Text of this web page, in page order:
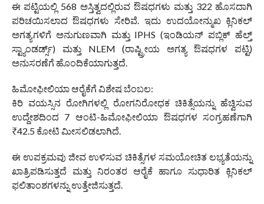
ಈ ಪಟ್ಟಿಯಲ್ಲಿ 568 ಅಸ್ತಿತ್ವದಲ್ಲಿರುವ ಔಷಧಗಳು ಮತ್ತು 322 ಹೊಸದಾಗಿ
ಪರಿಚಯಿಸಲಾದ ಔಷಧಗಳು ಸೇರಿವೆ. ಇದು ಉದಯೋನ್ಮುಖ ಕ್ಲಿನಿಕಲ್
ಅಗತ್ಯಗಳಿಗೆ ಅನುಗುಣವಾಗಿ ಮತ್ತು IPHS (ಇಂಡಿಯನ್ ಪಬ್ಲಿಕ್ ಹೆಲ್ತ್
ಸ್ಟ್ಯಾಂಡರ್ಡ್ಸ್) ಮತ್ತು NLEM (ರಾಷ್ಟ್ರೀಯ ಅಗತ್ಯ ಔಷಧಗಳ ಪಟ್ಟಿ)
ಅನುಸರಣೆಗೆ ಹೊಂದಿಕೆಯಾಗುತ್ತದೆ.
ಹಿಮೋಫೀಲಿಯಾ ಆರೈಕೆಗೆ ವಿಶೇಷ ಬೆಂಬಲ:
ಕಿರಿ ವಯಸ್ಸಿನ ರೋಗಿಗಳಲ್ಲಿ ರೋಗನಿರೋಧಕ ಚಿಕಿತ್ಸೆಯನ್ನು ಹೆಚ್ವಿಸುವ
ಉದ್ದೇಶದಿಂದ 7 ಆಂಟಿ-ಹಿಮೋಫೀಲಿಯಾ ಔಷಧಗಳ ಸಂಗ್ರಹಣೆಗಾಗಿ
₹42.5 ಕೋಟಿ ಮೀಸಲಿಡಲಾಗಿದೆ.
ಈ ಉಪಕ್ರಮವು ಜೀವ ಉಳಿಸುವ ಚಿಕಿತ್ಸೆಗಳ ಸಮಯೋಚಿತ ಲಭ್ಯತೆಯನ್ನು
ಖಾತ್ರಿಪಡಿಸುತ್ತದೆ ಮತ್ತು ನಿರಂತರ ಆರೈಕೆ ಹಾಗೂ ಸುಧಾರಿತ ಕ್ಲಿನಿಕಲ್
ಫಲಿತಾಂಶಗಳನ್ನು ಉತ್ತೇಜಿಸುತ್ತದೆ.